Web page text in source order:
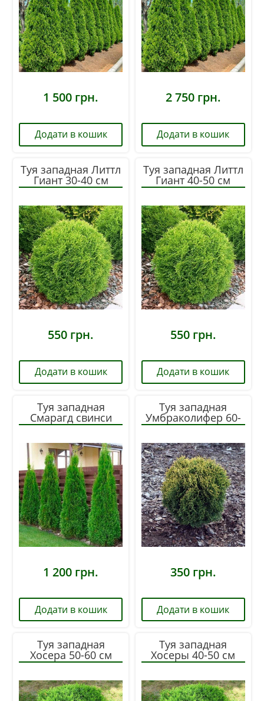
1 500 грн.
Додати в кошик
2 750грн.
Додати в кошик
Туя западная Литтл
Гиант 30-40 см
550 грн.
Додати в кошик
Туя западная Литтл
Гиант 40-50 см
550грн.
Додати в кошик
Туя западная
Смарагд свинси
160-180 см
1 200 грн.
Додати в кошик
Туя западная
Умбраколифер 60-
80 см
350грн.
Додати в кошик
Туя западная
Хосера 50-60 см
Туя западная
Хосеры 40-50 см